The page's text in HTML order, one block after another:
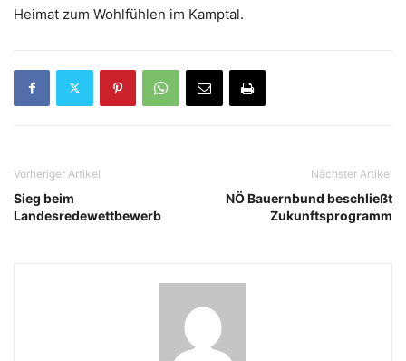
Heimat zum Wohlfühlen im Kamptal.
Vorheriger Artikel
Sieg beim
Landesredewettbewerb
Nächster Artikel
NÖ Bauernbund beschließt
Zukunftsprogramm